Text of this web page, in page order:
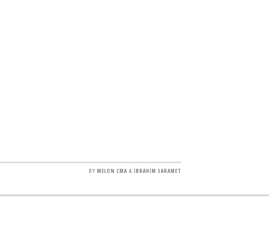
BY MELON CMA & İBRAHİM SARAMET